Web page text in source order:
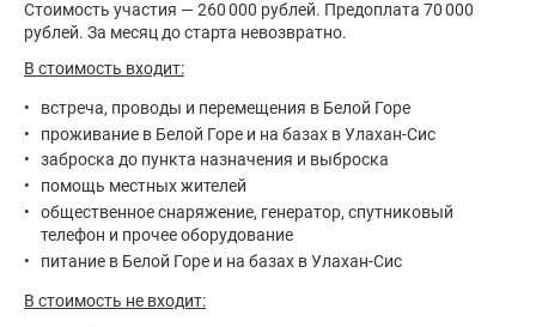
Стоимость участия — 260 000 рублей. Предоплата 70 000
рублей. За месяц до старта невозвратно.
В стоимость входит:
встреча, проводы и перемещения в Белой Горе
проживание в Белой Горе и на базах в Улахан-Сис
заброска до пункта назначения и выброска
помощь местных жителей
общественное снаряжение, генератор, спутниковый
телефон и прочее оборудование
питание в Белой Горе и на базах в Улахан-Сис
В стоимость не входит: